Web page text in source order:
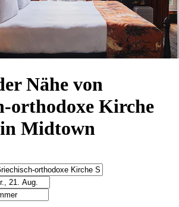
Nähe von
orthodoxe Kirche
in Midtown